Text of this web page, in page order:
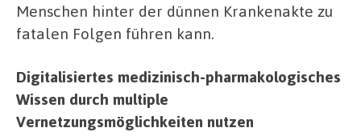
Menschen hinter der dünnen Krankenakte zu
fatalen Folgen führen kann.
Digitalisiertes medizinisch-pharmakologisches
Wissen durch multiple
Vernetzungsmöglichkeiten nutzen